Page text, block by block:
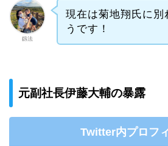
釼法
現在は菊地翔氏に別
うです！
元副社長伊藤大輔の暴露
Twitter内プロフ